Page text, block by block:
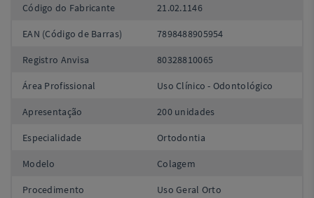
Código do Fabricante 21.02.1146
EAN (Código de Barras) 7898488905954
Registro Anvisa 80328810065
Área Profissional Uso Clínico - Odontológico
Apresentação 200 unidades
Especialidade Ortodontia
Modelo Colagem
Procedimento Uso Geral Orto